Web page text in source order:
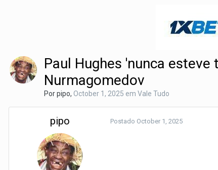
Paul Hughes 'nunca
Nurmagomedov
Porpipo, October 1, 2025 em Vale Tudo
pipo Postado October 1, 2025